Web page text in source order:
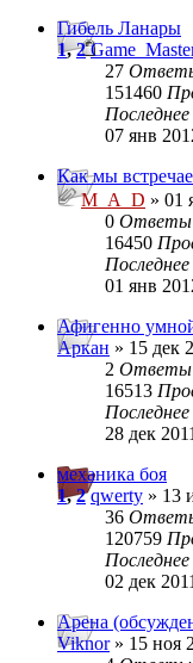
Гибель Ланары
1,2
27
151460
07 янв
Как мы
M_A_D » 01
0 Ответы
16450
01 янв
Афигенно
Аркан » 15 дек
2 Ответы
16513
28 дек
механика боя
1,2 qwerty » 13
36
120759
02 дек
Арена
Viknor» 15 ноя